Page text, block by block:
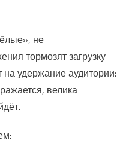
не
тормозят загрузку
удержание аудитории:
велика